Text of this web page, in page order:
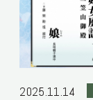
2025.11.14